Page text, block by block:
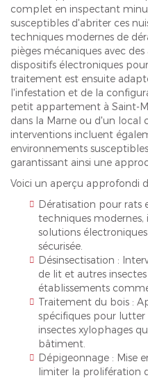
complet en inspectant
susceptibles d'abriter ces
techniques modernes de
pièges mécaniques avec
dispositifs électroniques
traitement est ensuite
l'infestation et de la
petit appartement à Saint-
dans la Marne ou d'un local
interventions incluent
environnements
garantissant ainsi une
Voici un aperçu approfondi
Dératisation pour rats
techniques
solutions
sécurisée.
Désinsectisation :
de lit et autres
établissements
Traitement du bois :
spécifiques pour
insectes xylophages
bâtiment.
Dépigeonnage : Mise
limiter la prolifération